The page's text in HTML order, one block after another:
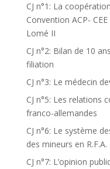
CJ n°1: La
Convention ACP-
Lomé II
CJ n°2: Bilan de 10
filiation
CJ n°3: Le médecin
CJ n°5: Les relations
franco-allemandes
CJ n°6: Le système
des mineurs en R.F.A.
CJ n°7: L’opinion